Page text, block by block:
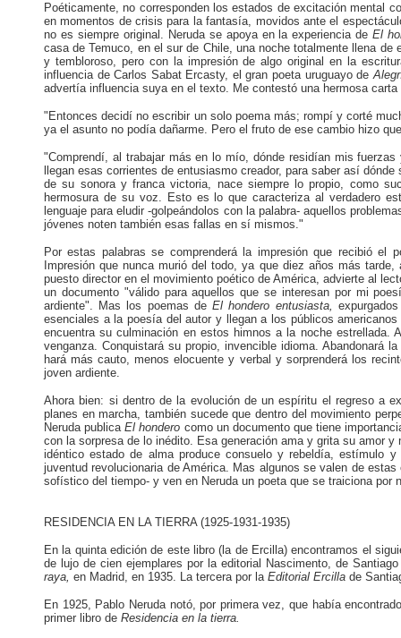
Poéticamente, no corresponden los estados de excitación mental
en momentos de crisis para la fantasía, movidos ante el
no es siempre original. Neruda se apoya en la experiencia deEl
casa de Temuco, en el sur de Chile, una noche totalmente llena
y tembloroso, pero con la impresión de algo original en la
influencia de Carlos Sabat Ercasty, el gran poeta uruguayo de
advertía influencia suya en el texto. Me contestó una hermosa
"Entonces decidí no escribir un solo poema más; rompí y corté
ya el asunto no podía dañarme. Pero el fruto de ese cambio hizo
"Comprendí, al trabajar más en lo mío, dónde residían mis
llegan esas corrientes de entusiasmo creador, para saber así
de su sonora y franca victoria, nace siempre lo propio, como
hermosura de su voz. Esto es lo que caracteriza al verdadero
lenguaje para eludir -golpeándolos con la palabra- aquellos
jóvenes noten también esas fallas en sí mismos."
Por estas palabras se comprenderá la impresión que recibió el
Impresión que nunca murió del todo, ya que diez años más
puesto director en el movimiento poético de América, advierte al
un documento "válido para aquellos que se interesan por mi
ardiente". Mas los poemas deEl hondero entusiasta,
esenciales a la poesía del autor y llegan a los públicos
encuentra su culminación en estos himnos a la noche
venganza. Conquistará su propio, invencible idioma. Abandonará
hará más cauto, menos elocuente y verbal y sorprenderá los
joven ardiente.
Ahora bien: si dentro de la evolución de un espíritu el regreso a
planes en marcha, también sucede que dentro del movimiento
Neruda publicaEl hondero como un documento que tiene
con la sorpresa de lo inédito. Esa generación ama y grita su amor
idéntico estado de alma produce consuelo y rebeldía, estímulo
juventud revolucionaria de América. Mas algunos se valen de
sofístico del tiempo- y ven en Neruda un poeta que se traiciona
RESIDENCIA EN LA TIERRA (1925-1931-1935)
En la quinta edición de este libro (la de Ercilla) encontramos el
de lujo de cien ejemplares por la editorial Nascimento, de
raya, en Madrid, en 1935. La tercera por la Editorial Ercilla de
En 1925, Pablo Neruda notó, por primera vez, que había
primer libro de Residencia en la tierra.